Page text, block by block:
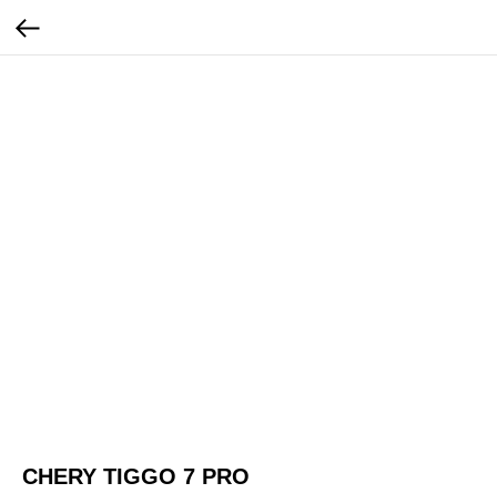
CHERY TIGGO 7 PRO